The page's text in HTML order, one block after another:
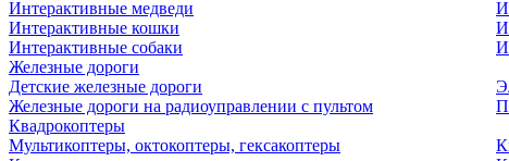
Интерактивные медведи
Интерактивные кошки
Интерактивные собаки
Железные дороги
Детские железные дороги
Железные дороги на радиоуправлении с пультом
Квадрокоптеры
Мультикоптеры, октокоптеры, гексакоптеры